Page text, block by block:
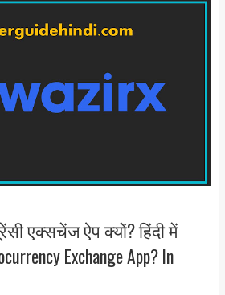
एक्सचेंज ऐप क्यों? हिंदी में
Exchange App? In